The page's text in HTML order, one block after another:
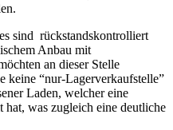
sind rückstandskontrolliert
Anbau mit
an dieser Stelle
keine “nur-Lagerverkaufstelle”
Laden, welcher eine
was zugleich eine deutliche